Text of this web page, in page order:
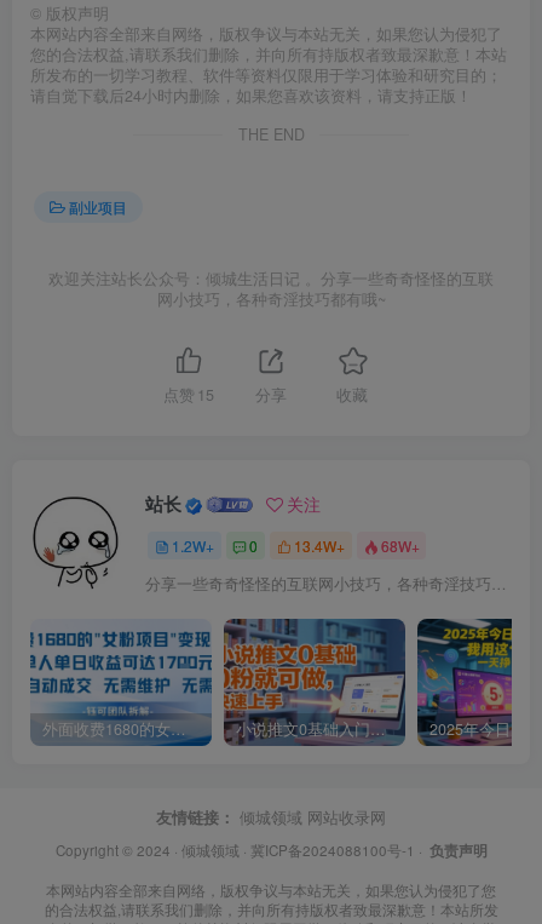
© 版权声明
本网站内容全部来自网络，版权争议与本站无关，如果您认为侵犯了
您的合法权益,请联系我们删除，并向所有持版权者致最深歉意！本站
所发布的一切学习教程、软件等资料仅限用于学习体验和研究目的；
请自觉下载后24小时内删除，如果您喜欢该资料，请支持正版！
THE END
副业项目
欢迎关注站长公众号：倾城生活日记 。分享一些奇奇怪怪的互联
网小技巧，各种奇淫技巧都有哦~
点赞 15 分享 收藏
站长 关注
1.2W+ 0 13.4W+ 68W+
分享一些奇奇怪怪的互联网小技巧，各种奇淫技巧都在本站。
外面收费1680的女粉项目变现，单人单日收益可达1.7k，全自动成交无需维护 小说推文0基础入门教程，0粉就可做，快速上手
友情链接： 倾城领域 网站收录网
Copyright © 2024 · 倾城领域 · 冀ICP备2024088100号-1 · 负责声明
本网站内容全部来自网络，版权争议与本站无关，如果您认为侵犯了您
的合法权益,请联系我们删除，并向所有持版权者致最深歉意！本站所发